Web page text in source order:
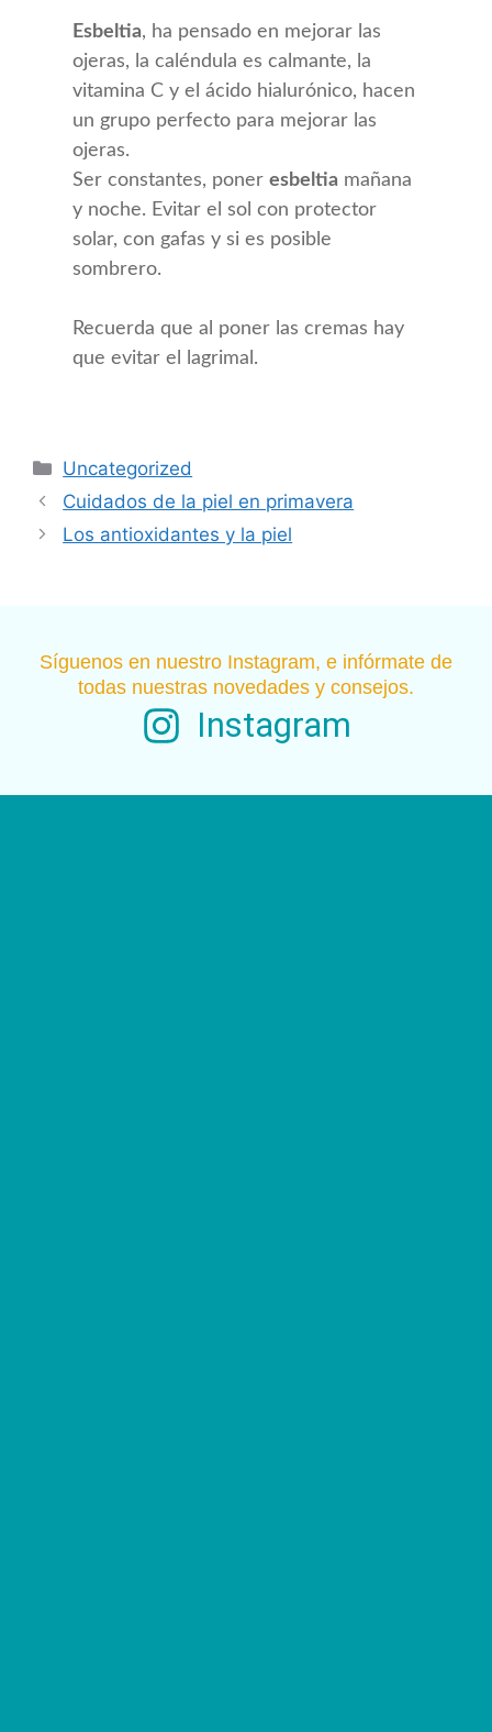
Esbeltia, ha pensado en mejorar las
ojeras, la caléndula es calmante, la
vitamina C y el ácido hialurónico, hacen
un grupo perfecto para mejorar las
ojeras.
Ser constantes, poner esbeltia mañana
y noche. Evitar el sol con protector
solar, con gafas y si es posible
sombrero.
Recuerda que al poner las cremas hay
que evitar el lagrimal.
Uncategorized
Cuidados de la piel en primavera
Los antioxidantes y la piel
Síguenos en nuestro Instagram, e infórmate de
todas nuestras novedades y consejos.
Instagram